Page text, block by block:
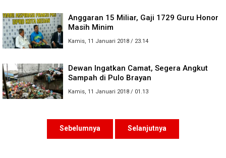
Anggaran 15 Miliar, Gaji 1729 Guru Honor
Masih Minim
Kamis, 11 Januari 2018 / 23.14
Dewan Ingatkan Camat, Segera Angkut
Sampah di Pulo Brayan
Kamis, 11 Januari 2018 / 01.13
Sebelumnya Selanjutnya